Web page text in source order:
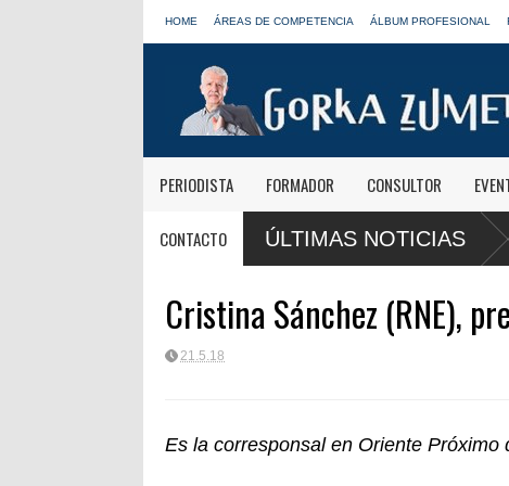
HOME ÁREAS DE COMPETENCIA ÁLBUM PROFESIONAL
PERIODISTA FORMADOR CONSULTOR
CONTACTO ÚLTIMAS NOTICIAS
de Onda Cero: "El viaje mereció
José Antonio Abellán, Juanma
LOS40
Cristina Sánchez (RNE),
21.5.18
Es la corresponsal en Oriente